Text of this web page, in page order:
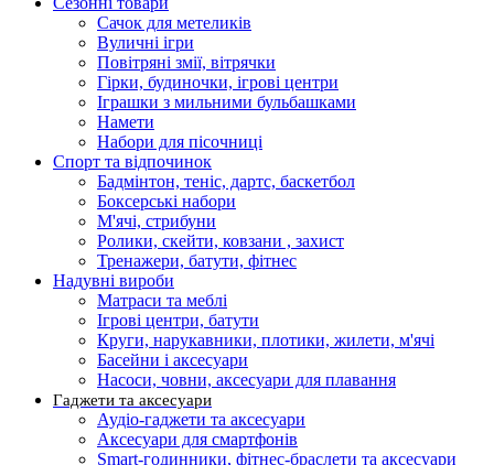
Сачок для метеликів
Вуличні ігри
Повітряні змії, вітрячки
Гірки, будиночки, ігрові центри
Іграшки з мильними бульбашками
Намети
Набори для пісочниці
Спорт та відпочинок
Бадмінтон, теніс, дартс, баскетбол
Боксерські набори
М'ячі, стрибуни
Ролики, скейти, ковзани , захист
Тренажери, батути, фітнес
Надувні вироби
Матраси та меблі
Ігрові центри, батути
Круги, нарукавники, плотики, жилети, м'ячі
Басейни і аксесуари
Насоси, човни, аксесуари для плавання
Гаджети та аксесуари
Аудіо-гаджети та аксесуари
Аксесуари для смартфонів
Smart-годинники, фітнес-браслети та аксесуари